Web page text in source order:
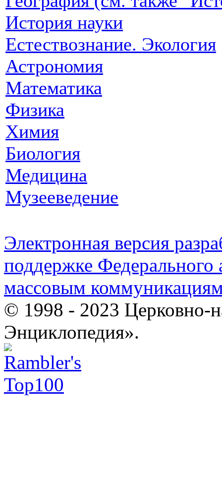
История науки
Естествознание. Экология
Астрономия
Математика
Физика
Химия
Биология
Медицина
Музееведение
Электронная версия
поддержке Федерального
массовым
© 1998 - 2023 Церковно-
Энциклопедия».